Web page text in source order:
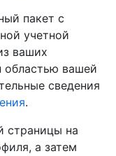
пакет с
учетной
ваших
областью вашей
сведения
.
страницы на
а затем